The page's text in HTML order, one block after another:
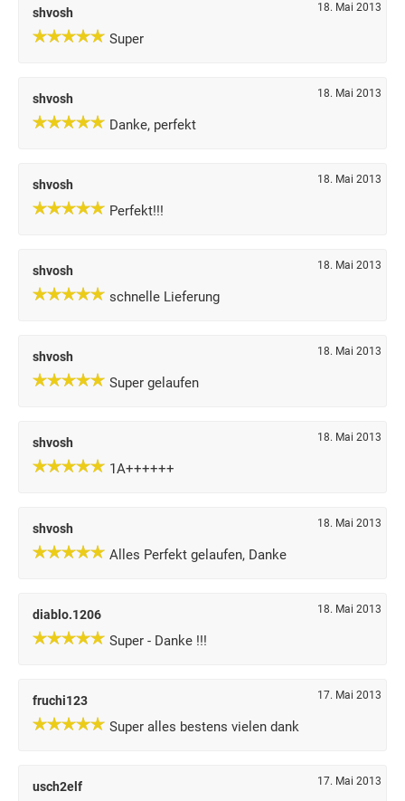
shvosh 18. Mai 2013
Super
shvosh 18. Mai 2013
Danke, perfekt
shvosh 18. Mai 2013
Perfekt!!!
shvosh 18. Mai 2013
schnelle Lieferung
shvosh 18. Mai 2013
Super gelaufen
shvosh 18. Mai 2013
1A++++++
shvosh 18. Mai 2013
Alles Perfekt gelaufen, Danke
diablo.1206 18. Mai 2013
Super - Danke !!!
fruchi123 17. Mai 2013
Super alles bestens vielen dank
usch2elf 17. Mai 2013